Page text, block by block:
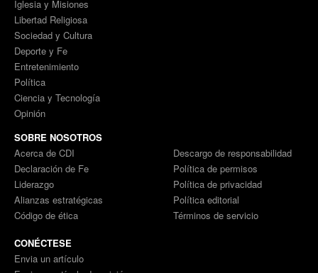
Iglesia y Misiones
Libertad Religiosa
Sociedad y Cultura
Deporte y Fe
Entretenimiento
Política
Ciencia y Tecnología
Opinión
SOBRE NOSOTROS
Acerca de CDI
Declaración de Fe
Liderazgo
Alianzas estratégicas
Código de ética
Descargo de responsabilidad
Política de permisos
Política de privacidad
Política editorial
Términos de servicio
CONÉCTESE
Envia un artículo